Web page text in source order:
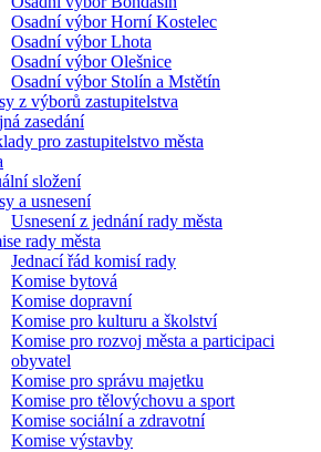
Osadní výbor Horní Kostelec
Osadní výbor Lhota
Osadní výbor Olešnice
Osadní výbor Stolín a Mstětín
z výborů zastupitelstva
zasedání
pro zastupitelstvo města
složení
a usnesení
Usnesení z jednání rady města
rady města
Jednací řád komisí rady
Komise bytová
Komise dopravní
Komise pro kulturu a školství
Komise pro rozvoj města a participaci
obyvatel
Komise pro správu majetku
Komise pro tělovýchovu a sport
Komise sociální a zdravotní
Komise výstavby